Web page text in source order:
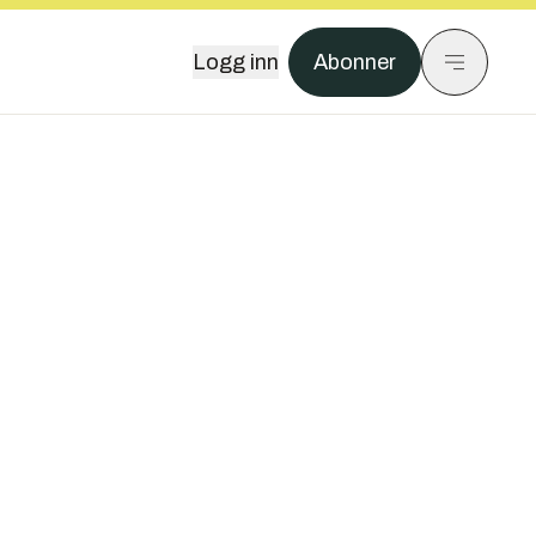
Logg inn Abonner